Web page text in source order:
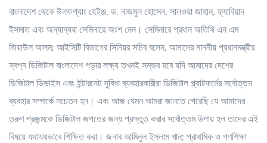
বাংলাদেশ থেকে উলফগ্যাং হেইঞ্জ, ড. নাজমুল হোসেন, সালওয়া জাহান, ফ্যাবিয়ান
ইসমাত এবং অন্যান্যরা সেমিনারে অংশ নেন। সেমিনারে প্রধান অতিথি এন এম
জিয়াউল আলম; আইসিটি বিভাগের সিনিয়র সচিব বলেন, আমাদের মাননীয় প্রধানমন্ত্রীর
স্বপ্ন ডিজিটাল বাংলাদেশ গড়ার লক্ষ্য তখনই সম্ভব হবে যদি আমাদের দেশের
ডিজিটাল ডিভাইস এবং ইন্টারনেট সুবিধা ব্যবহারকারীরা ডিজিটাল প্ল্যাটফর্মের সর্বোত্তম
ব্যবহার সম্পর্কে সচেতন হন। এবং আজ যেমন আমরা জানতে পেরেছি যে আমাদের
তরুণ প্রজন্মকে ডিজিটাল জগতের জন্য প্রস্তুত করার সর্বোত্তম উপায় হল তাদের এই
বিষয়ে যথাযথভাবে শিক্ষিত করা। জনাব আমিনুল ইসলাম খান; প্রাথমিক ও গণশিক্ষা